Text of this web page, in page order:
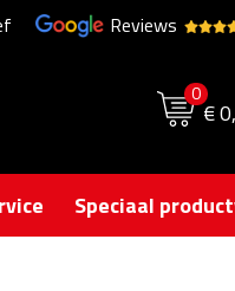
Reviews
0
€
Speciaal